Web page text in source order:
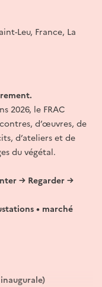
Leu, France, La
2026, le FRAC
d’œuvres, de
d’ateliers et de
du végétal.
→ Regarder →
• marché